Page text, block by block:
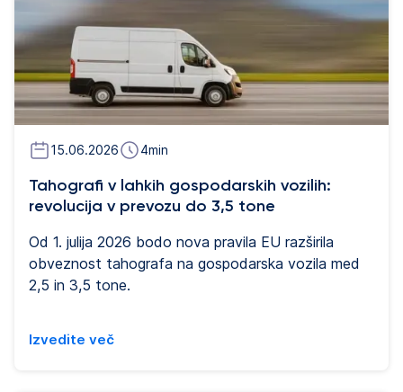
15.06.2026 4min
Tahografi v lahkih gospodarskih vozilih:
revolucija v prevozu do 3,5 tone
Od 1. julija 2026 bodo nova pravila EU razširila
obveznost tahografa na gospodarska vozila med
2,5 in 3,5 tone.
Izvedite več